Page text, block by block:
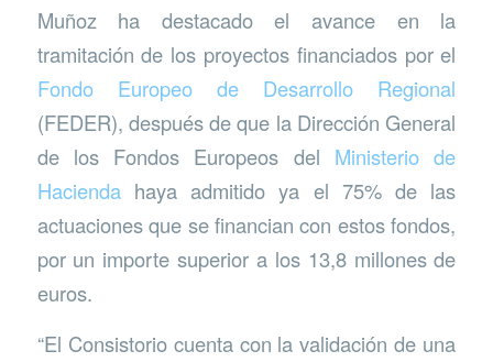
Muñoz ha destacado el avance en la
tramitación de los proyectos financiados por el
Fondo Europeo de Desarrollo Regional
(FEDER), después de que la Dirección General
de los Fondos Europeos del Ministerio de
Haciendahaya admitido ya el 75% de las
actuaciones que se financian con estos fondos,
por un importe superior a los 13,8 millones de
euros.
“El Consistorio cuenta con la validación de una